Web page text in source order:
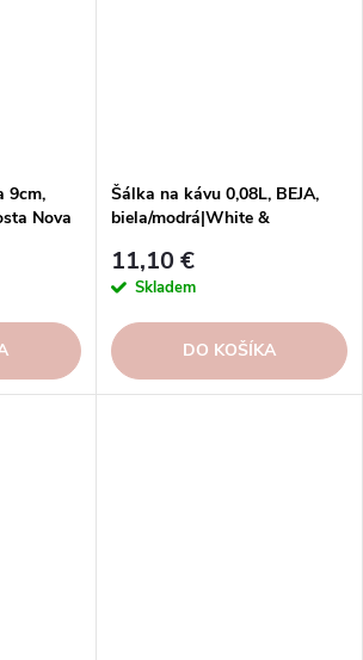
9cm,
Nova
Šálka na kávu 0,08L, BEJA,
biela/modrá|White &
11,10 €
Skladem
DO KOŠÍKA